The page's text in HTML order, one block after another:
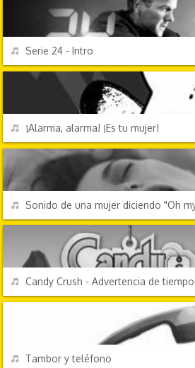
REPRODUCIR
Serie 24 - Intro
REPRODUCIR
¡Alarma, alarma! ¡Es tu mujer!
REPRODUCIR
Sonido de una mujer diciendo "Oh
REPRODUCIR
Candy Crush - Advertencia de tiempo
REPRODUCIR
Tambor y teléfono